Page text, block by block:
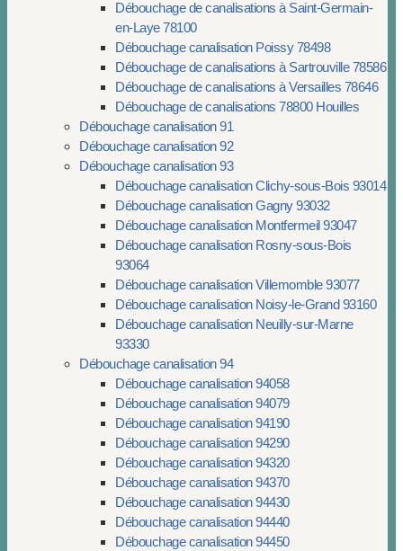
Débouchage de canalisations à Saint-Germain-
en-Laye 78100
Débouchage canalisation Poissy 78498
Débouchage de canalisations à Sartrouville 78586
Débouchage de canalisations à Versailles 78646
Débouchage de canalisations 78800 Houilles
Débouchage canalisation 91
Débouchage canalisation 92
Débouchage canalisation 93
Débouchage canalisation Clichy-sous-Bois 93014
Débouchage canalisation Gagny 93032
Débouchage canalisation Montfermeil 93047
Débouchage canalisation Rosny-sous-Bois
93064
Débouchage canalisation Villemomble 93077
Débouchage canalisation Noisy-le-Grand 93160
Débouchage canalisation Neuilly-sur-Marne
93330
Débouchage canalisation 94
Débouchage canalisation 94058
Débouchage canalisation 94079
Débouchage canalisation 94190
Débouchage canalisation 94290
Débouchage canalisation 94320
Débouchage canalisation 94370
Débouchage canalisation 94430
Débouchage canalisation 94440
Débouchage canalisation 94450